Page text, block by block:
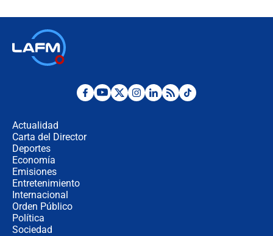
Desde dermatitis hasta infecciones:
Actualidad
Carta del Director
Deportes
Economía
Emisiones
Entretenimiento
Internacional
Orden Público
Política
Sociedad